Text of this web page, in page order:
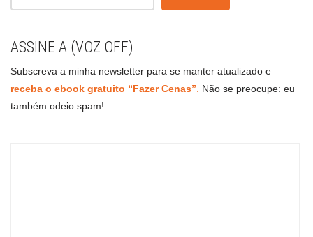
ASSINE A (VOZ OFF)
Subscreva a minha newsletter para se manter atualizado e
receba o ebook gratuito “Fazer Cenas”. Não se preocupe: eu
também odeio spam!